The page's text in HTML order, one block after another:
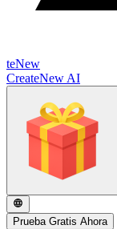
teNew
CreateNew AI
Prueba Gratis Ahora